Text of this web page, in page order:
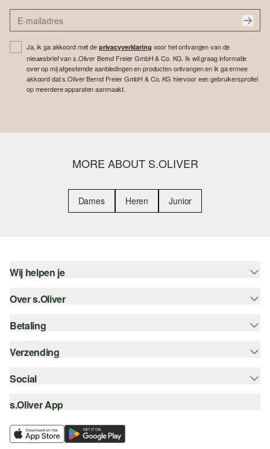
Ja, ik ga akkoord met de privacyverklaring voor het ontvangen van de
nieuwsbrief van s.Oliver Bernd Freier GmbH & Co. KG. Ik wil graag informatie
over op mij afgestemde aanbiedingen en producten ontvangen en ik ga ermee
akkoord dat s.Oliver Bernd Freier GmbH & Co. KG hiervoor een gebruikersprofiel
op meerdere apparaten aanmaakt.
MORE ABOUT S.OLIVER
Dames Heren Junior
Wij helpen je
Help - FAQ
Top categorieën
Over s.Oliver
Nieuwsbrief
Verlanglijstje
Duurzaamheid
Betaling
Koop op rekening
Klarna
Verzending
Track & Trace
Post NL
Social
instagram
facebook
s.Oliver App